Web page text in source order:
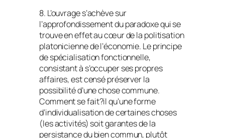
8. L’ouvrage s’achève sur
l’approfondissement du paradoxe qui se
trouve en effet au cœur de la politisation
platonicienne de l’économie. Le principe
de spécialisation fonctionnelle,
consistant à s’occuper ses propres
affaires, est censé préserver la
possibilité d’une chose commune.
Comment se fait?il qu’une forme
d’individualisation de certaines choses
(les activités) soit garantes de la
persistance du bien commun, plutôt